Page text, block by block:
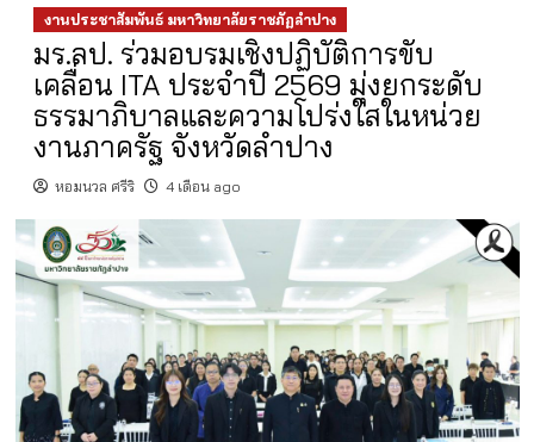
งานประชาสัมพันธ์ มหาวิทยาลัยราชภัฏลำปาง
มร.ลป. ร่วมอบรมเชิงปฏิบัติการขับ
เคลื่อน ITA ประจำปี 2569 มุ่งยกระดับ
ธรรมาภิบาลและความโปร่งใสในหน่วย
งานภาครัฐ จังหวัดลำปาง
หอมนวล ศรีริ 4 เดือน ago